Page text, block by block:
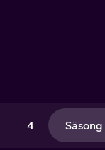
4 Säsong